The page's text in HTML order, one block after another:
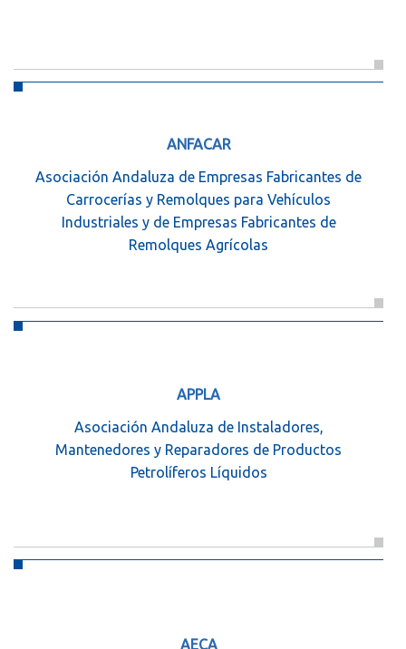
ANFACAR
Asociación Andaluza de Empresas Fabricantes de
Carrocerías y Remolques para Vehículos
Industriales y de Empresas Fabricantes de
Remolques Agrícolas
APPLA
Asociación Andaluza de Instaladores,
Mantenedores y Reparadores de Productos
Petrolíferos Líquidos
AECA